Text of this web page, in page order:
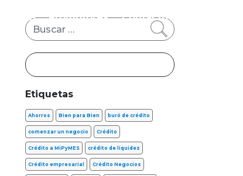
FinTech Promotores Contacto
Buscar
Etiquetas
Ahorros Bien para Bien buró de crédito
comenzar un negocio Crédito
Crédito a MiPyMES crédito de liquidez
Crédito empresarial Crédito Negocios